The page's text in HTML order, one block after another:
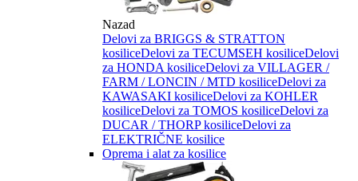
Nazad
Delovi za BRIGGS & STRATTON
kosiliceDelovi za TECUMSEH kosiliceDelovi
za HONDA kosiliceDelovi za VILLAGER /
FARM / LONCIN / MTD kosiliceDelovi za
KAWASAKI kosiliceDelovi za KOHLER
kosiliceDelovi za TOMOS kosiliceDelovi za
DUCAR / THORP kosiliceDelovi za
ELEKTRIČNE kosilice
Oprema i alat za kosilice